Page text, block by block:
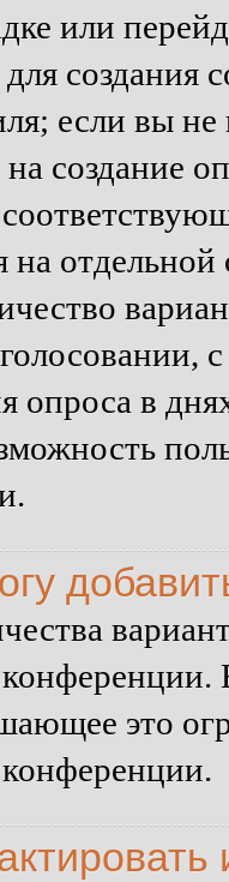
или
создания
если вы
создание
на
опроса в
это